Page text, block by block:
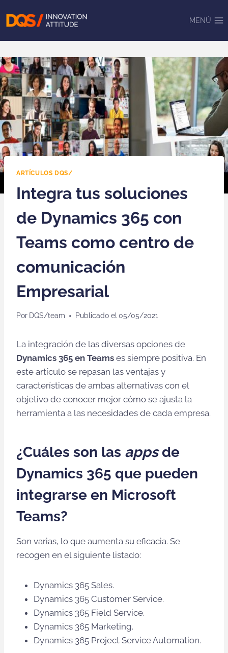
MENÚ
ARTÍCULOS DQS/
Integra tus soluciones
de Dynamics 365 con
Teams como centro de
comunicación
Empresarial
Por DQS/team Publicado el 05/05/2021
La integración de las diversas opciones de
Dynamics 365 en Teams es siempre positiva. En
este artículo se repasan las ventajas y
características de ambas alternativas con el
objetivo de conocer mejor cómo se ajusta la
herramienta a las necesidades de cada empresa.
¿Cuáles son las appsde
Dynamics 365 que pueden
integrarse en Microsoft
Teams?
Son varias, lo que aumenta su eficacia. Se
recogen en el siguiente listado:
Dynamics 365 Sales.
Dynamics 365 Customer Service.
Dynamics 365 Field Service.
Dynamics 365 Marketing.
Dynamics 365 Project Service Automation.